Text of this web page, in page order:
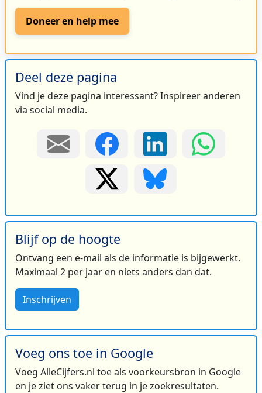
Doneer en help mee
Deel deze pagina
Vind je deze pagina interessant? Inspireer anderen
via social media.
Blijf op de hoogte
Ontvang een e-mail als de informatie is bijgewerkt.
Maximaal 2 per jaar en niets anders dan dat.
Inschrijven
Voeg ons toe in Google
Voeg AlleCijfers.nl toe als voorkeursbron in Google
en je ziet ons vaker terug in je zoekresultaten.